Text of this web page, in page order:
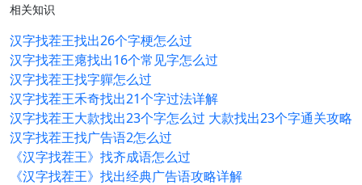
相关知识
汉字找茬王找出26个字梗怎么过
汉字找茬王瘪找出16个常见字怎么过
汉字找茬王找字軃怎么过
汉字找茬王禾奇找出21个字过法详解
汉字找茬王大款找出23个字怎么过 大款找出23个字通关攻略
汉字找茬王找广告语2怎么过
《汉字找茬王》找齐成语怎么过
《汉字找茬王》找出经典广告语攻略详解